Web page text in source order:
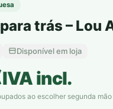
trás – Lou
Disponível em loja
IVA incl.
ao escolher segunda mão